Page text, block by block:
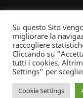
Dove non
Creative Commons
Informativa sulla privacy
Su questo Sito
migliorare la
raccogliere
Cliccando su
tutti i cookies.
Settings" per
Cookie Settings